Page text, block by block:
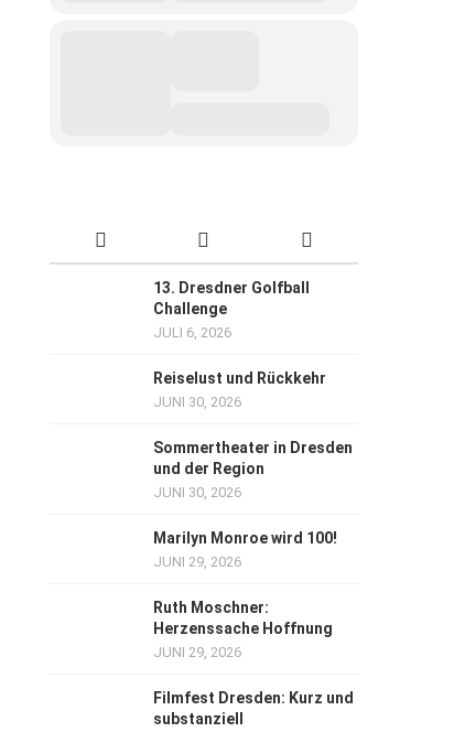
13. Dresdner Golfball
Challenge
JULI 6, 2026
Reiselust und Rückkehr
JUNI 30, 2026
Sommertheater in Dresden
und der Region
JUNI 30, 2026
Marilyn Monroe wird 100!
JUNI 29, 2026
Ruth Moschner:
Herzenssache Hoffnung
JUNI 29, 2026
Filmfest Dresden: Kurz und
substanziell